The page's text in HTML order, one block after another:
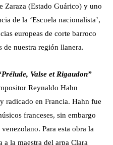
Zaraza (Estado Guárico) y uno
de la ‘Escuela nacionalista’,
europeas de corte barroco
de nuestra región llanera.
Valse et Rigaudon”
Reynaldo Hahn
radicado en Francia. Hahn fue
franceses, sin embargo
Para esta obra la
la maestra del arpa Clara